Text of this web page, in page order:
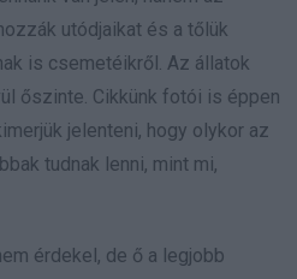
utódjaikat és a tőlük
is csemetéikről. Az állatok
őszinte. Cikkünk fotói is éppen
jelenteni, hogy olykor az
tudnak lenni, mint mi,
érdekel, de ő a legjobb